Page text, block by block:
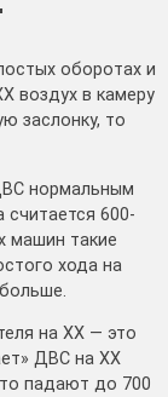
оборотах и
воздух в камеру
заслонку, то
нормальным
600-
машин такие
хода на
на ХХ — это
ДВС на ХХ
падают до 700